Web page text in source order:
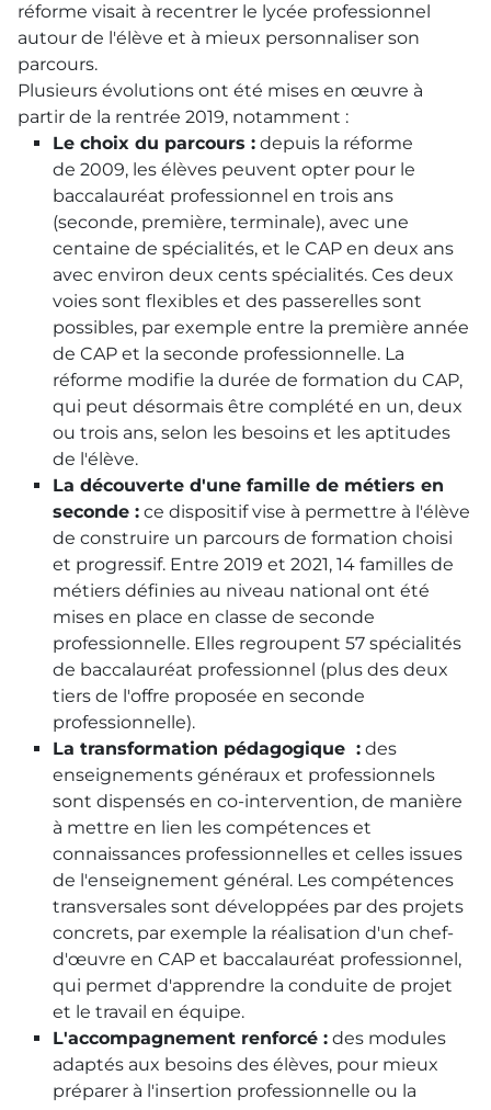
réforme visait à recentrer le lycée professionnel
autour de l'élève et à mieux personnaliser son
parcours.
Plusieurs évolutions ont été mises en œuvre à
partir de la rentrée 2019, notamment :
Le choix du parcours : depuis la réforme
de 2009, les élèves peuvent opter pour le
baccalauréat professionnel en trois ans
(seconde, première, terminale), avec une
centaine de spécialités, et le CAP en deux ans
avec environ deux cents spécialités. Ces deux
voies sont flexibles et des passerelles sont
possibles, par exemple entre la première année
de CAP et la seconde professionnelle. La
réforme modifie la durée de formation du CAP,
qui peut désormais être complété en un, deux
ou trois ans, selon les besoins et les aptitudes
de l'élève.
La découverte d'une famille de métiers en
seconde : ce dispositif vise à permettre à l'élève
de construire un parcours de formation choisi
et progressif. Entre 2019 et 2021, 14 familles de
métiers définies au niveau national ont été
mises en place en classe de seconde
professionnelle. Elles regroupent 57 spécialités
de baccalauréat professionnel (plus des deux
tiers de l'offre proposée en seconde
professionnelle).
La transformation pédagogique : des
enseignements généraux et professionnels
sont dispensés en co-intervention, de manière
à mettre en lien les compétences et
connaissances professionnelles et celles issues
de l'enseignement général. Les compétences
transversales sont développées par des projets
concrets, par exemple la réalisation d'un chef-
d'œuvre en CAP et baccalauréat professionnel,
qui permet d'apprendre la conduite de projet
et le travail en équipe.
L'accompagnement renforcé : des modules
adaptés aux besoins des élèves, pour mieux
préparer à l'insertion professionnelle ou la